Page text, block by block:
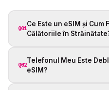
Q01
Ce Este un eSIM și Cum
Călătoriile în
Q02
Telefonul Meu Este
eSIM?